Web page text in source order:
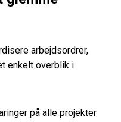
arbejdsordrer,
enkelt overblik i
på alle projekter